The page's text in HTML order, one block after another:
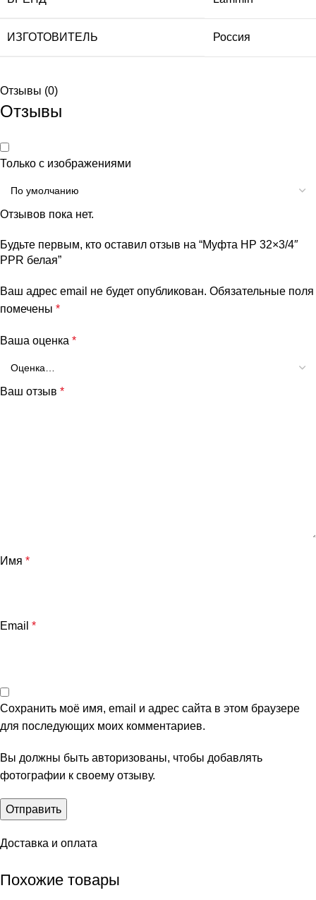
ИЗГОТОВИТЕЛЬ Россия
Отзывы (0)
Отзывы
Только с изображениями
Отзывов пока нет.
Будьте первым, кто оставил отзыв на “Муфта НР 32×3/4″
PPR белая”
Ваш адрес email не будет опубликован. Обязательные поля
помечены *
Ваша оценка *
Ваш отзыв *
Имя *
Email *
Сохранить моё имя, email и адрес сайта в этом браузере
для последующих моих комментариев.
Вы должны быть авторизованы, чтобы добавлять
фотографии к своему отзыву.
Доставка и оплата
Похожие товары